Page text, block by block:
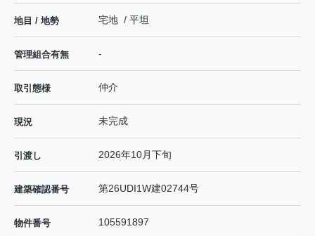
地目 / 地勢 宅地 / 平坦
管理組合有無 -
取引態様 仲介
現況 未完成
引渡し 2026年10月下旬
建築確認番号 第26UDI1W建02744号
物件番号 105591897